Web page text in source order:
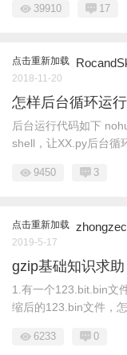
39910 17
点击重新加载
2018-11-20
怎样后台循环运
后台运行代码如下
shell，让XX.py后台循
9450 3
点击重新加载
2019-5-17
gzip基础知识求助
1.有一个123.bit.bin文
缩后的123.bin文件，怎
6233 0